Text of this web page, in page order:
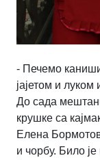
- Печемо
јајетом и
До сада
крушке са
Елена
и чорбу. Било